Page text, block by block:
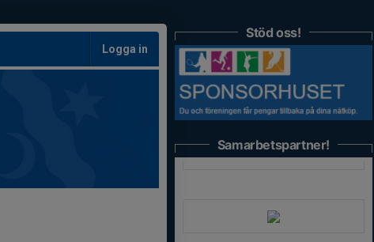
Logga in
Stöd oss!
Samarbetspartner!